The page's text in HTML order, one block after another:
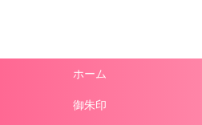
ホーム
御朱印